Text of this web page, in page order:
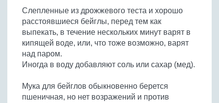
Грибы
Бобовые
Яйца
Крупы
Слепленные из дрожжевого теста и хорошо
расстоявшиеся бейглы, перед тем как
выпекать, в течение нескольких минут варят в
кипящей воде, или, что тоже возможно, варят
над паром.
Иногда в воду добавляют соль или сахар (мед).
Мука для бейглов обыкновенно берется
пшеничная, но нет возражений и против